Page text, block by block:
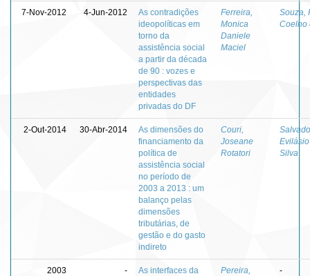
7-Nov-2012 4-Jun-2012
As contradições
ideopolíticas em
torno da
assistência social
a partir da década
de 90 : vozes e
perspectivas das
entidades
privadas do DF
Ferreira,
Monica
Daniele
Maciel
Souza,
Coelho
2-Out-2014 30-Abr-2014
As dimensões do
financiamento da
política de
assistência social
no período de
2003 a 2013 : um
balanço pelas
dimensões
tributárias, de
gestão e do gasto
indireto
Couri,
Joseane
Rotatori
Silva
2003 -
As interfaces da
Pereira,
-